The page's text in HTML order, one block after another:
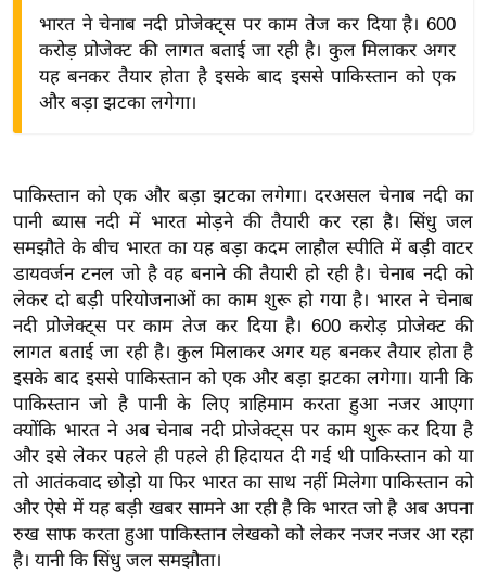
द्यो
ग
त
वि
शे
ष
ज्ञ
रा
य
ब
ज
ट
खे
ल
क्रि
भारत ने चेनाब नदी प्रोजेक्ट्स पर काम तेज कर दिया है। 600
करोड़ प्रोजेक्ट की लागत बताई जा रही है। कुल मिलाकर अगर
यह बनकर तैयार होता है इसके बाद इससे पाकिस्तान को एक
और बड़ा झटका लगेगा।
पाकिस्तान को एक और बड़ा झटका लगेगा। दरअसल चेनाब नदी का
पानी ब्यास नदी में भारत मोड़ने की तैयारी कर रहा है। सिंधु जल
समझौते के बीच भारत का यह बड़ा कदम लाहौल स्पीति में बड़ी वाटर
डायवर्जन टनल जो है वह बनाने की तैयारी हो रही है। चेनाब नदी को
लेकर दो बड़ी परियोजनाओं का काम शुरू हो गया है। भारत ने चेनाब
नदी प्रोजेक्ट्स पर काम तेज कर दिया है। 600 करोड़ प्रोजेक्ट की
लागत बताई जा रही है। कुल मिलाकर अगर यह बनकर तैयार होता है
इसके बाद इससे पाकिस्तान को एक और बड़ा झटका लगेगा। यानी कि
पाकिस्तान जो है पानी के लिए त्राहिमाम करता हुआ नजर आएगा
क्योंकि भारत ने अब चेनाब नदी प्रोजेक्ट्स पर काम शुरू कर दिया है
और इसे लेकर पहले ही पहले ही हिदायत दी गई थी पाकिस्तान को या
तो आतंकवाद छोड़ो या फिर भारत का साथ नहीं मिलेगा पाकिस्तान को
और ऐसे में यह बड़ी खबर सामने आ रही है कि भारत जो है अब अपना
रुख साफ करता हुआ पाकिस्तान लेखको को लेकर नजर नजर आ रहा
है। यानी कि सिंधु जल समझौता।